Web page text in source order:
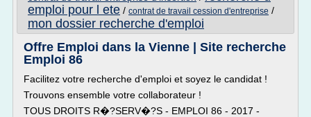
emploi pour l ete / contrat de travail cession d'entreprise /
mon dossier recherche d'emploi
Offre Emploi dans la Vienne | Site recherche
Emploi 86
Facilitez votre recherche d'emploi et soyez le candidat !
Trouvons ensemble votre collaborateur !
TOUS DROITS R�?SERV�?S - EMPLOI 86 - 2017 -